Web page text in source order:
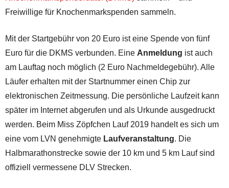
Freiwillige für Knochenmarkspenden sammeln.
Mit der Startgebühr von 20 Euro ist eine Spende von fünf
Euro für die DKMS verbunden. Eine Anmeldung ist auch
am Lauftag noch möglich (2 Euro Nachmeldegebühr). Alle
Läufer erhalten mit der Startnummer einen Chip zur
elektronischen Zeitmessung. Die persönliche Laufzeit kann
später im Internet abgerufen und als Urkunde ausgedruckt
werden. Beim Miss Zöpfchen Lauf 2019 handelt es sich um
eine vom LVN genehmigte Laufveranstaltung. Die
Halbmarathonstrecke sowie der 10 km und 5 km Lauf sind
offiziell vermessene DLV Strecken.